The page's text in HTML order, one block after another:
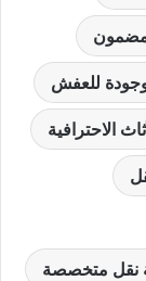
مضمون
للعفش
الاحترافية
نقل متخصصة